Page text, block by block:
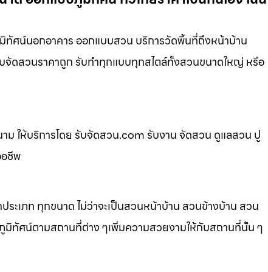
ศน์นอกอาคาร ออกแบบสวน บริการวัดพื้นที่ถึงหน้าบ้าน
บจัดสวนราคาถูก รับทำทุกแบบทุกสไตล์ทั้งสวนขนาดใหญ่ หรือ
ให้บริการโดย รับจัดสวน.com รับงาน จัดสวน ดูแลสวน ปู
ชีพ
เภท ทุกขนาด ไม่ว่าจะเป็นสวนหน้าบ้าน สวนข้างบ้าน สวน
ทัศน์ตามสถานที่ต่าง ๆเพิ่มความสวยงามให้กับสถานที่นั้น ๆ